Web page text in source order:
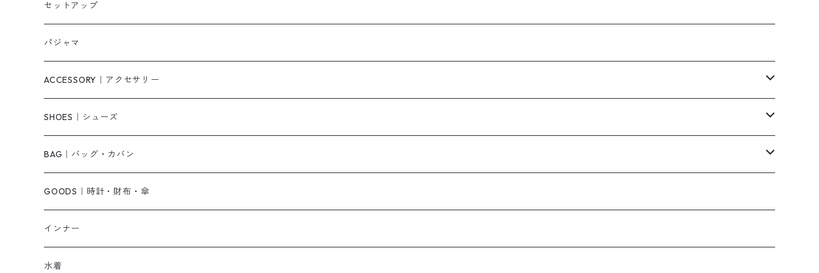
タンクトップ/キャミソール
スウェット/パーカー
ニット/セーター
ベアトップ・チューブトップ
その他
カーディガン
ダウンコート
その他
無地
ニットワンピース
ロングワンピース
シャツワンピース
キャミワンピース
オールインワン・サロペット
ジャンパースカート
その他
パンツ・デニム
ショートパンツ
スカート
その他
セットアップ
パジャマ
ACCESSORY｜アクセサリー
ピアス・リング
ネックレス
ベルト
ブレスレット
帽子
SHOES｜シューズ
パンプス
サンダル
ショートブーツ・ブーティ
ロングブーツ
BAG｜バッグ・カバン
ショルダーバッグ
ハンドバッグ
リュック
GOODS｜時計・財布・傘
インナー
水着